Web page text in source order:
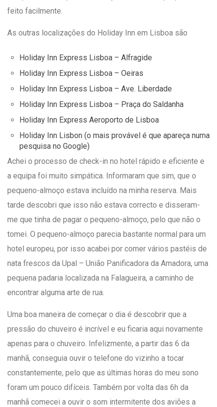
feito facilmente.
As outras localizações do Holiday Inn em Lisboa são
Holiday Inn Express Lisboa – Alfragide
Holiday Inn Express Lisboa – Oeiras
Holiday Inn Express Lisboa – Ave. Liberdade
Holiday Inn Express Lisboa – Praça do Saldanha
Holiday Inn Express Aeroporto de Lisboa
Holiday Inn Lisbon (o mais provável é que apareça numa
pesquisa no Google)
Achei o processo de check-in no hotel rápido e eficiente e
a equipa foi muito simpática. Informaram que sim, que o
pequeno-almoço estava incluído na minha reserva. Mais
tarde descobri que isso não estava correcto e disseram-
me que tinha de pagar o pequeno-almoço, pelo que não o
tomei. O pequeno-almoço parecia bastante normal para um
hotel europeu, por isso acabei por comer vários pastéis de
nata frescos da Upal – União Panificadora da Amadora, uma
pequena padaria localizada na Falagueira, a caminho de
encontrar alguma arte de rua.
Uma boa maneira de começar o dia é descobrir que a
pressão do chuveiro é incrível e eu ficaria aqui novamente
apenas para o chuveiro. Infelizmente, a partir das 6 da
manhã, conseguia ouvir o telefone do vizinho a tocar
constantemente, pelo que as últimas horas do meu sono
foram um pouco difíceis. Também por volta das 6h da
manhã comecei a ouvir o som intermitente dos aviões a